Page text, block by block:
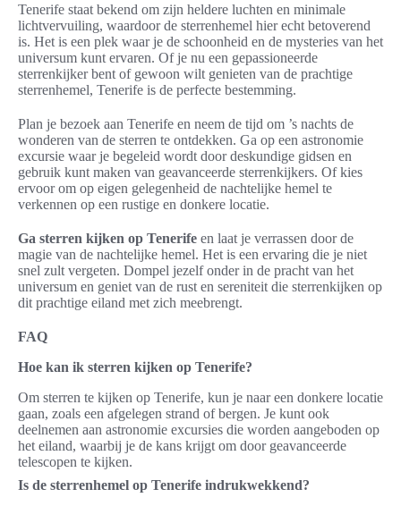
Tenerife staat bekend om zijn heldere luchten en minimale
lichtvervuiling, waardoor de sterrenhemel hier echt betoverend
is. Het is een plek waar je de schoonheid en de mysteries van het
universum kunt ervaren. Of je nu een gepassioneerde
sterrenkijker bent of gewoon wilt genieten van de prachtige
sterrenhemel, Tenerife is de perfecte bestemming.
Plan je bezoek aan Tenerife en neem de tijd om ’s nachts de
wonderen van de sterren te ontdekken. Ga op een astronomie
excursie waar je begeleid wordt door deskundige gidsen en
gebruik kunt maken van geavanceerde sterrenkijkers. Of kies
ervoor om op eigen gelegenheid de nachtelijke hemel te
verkennen op een rustige en donkere locatie.
Ga sterren kijken op Tenerife en laat je verrassen door de
magie van de nachtelijke hemel. Het is een ervaring die je niet
snel zult vergeten. Dompel jezelf onder in de pracht van het
universum en geniet van de rust en sereniteit die sterrenkijken op
dit prachtige eiland met zich meebrengt.
FAQ
Hoe kan ik sterren kijken op Tenerife?
Om sterren te kijken op Tenerife, kun je naar een donkere locatie
gaan, zoals een afgelegen strand of bergen. Je kunt ook
deelnemen aan astronomie excursies die worden aangeboden op
het eiland, waarbij je de kans krijgt om door geavanceerde
telescopen te kijken.
Is de sterrenhemel op Tenerife indrukwekkend?